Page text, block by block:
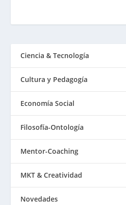
Ciencia & Tecnología
Cultura y Pedagogía
Economía Social
Filosofía-Ontología
Mentor-Coaching
MKT & Creatividad
Novedades